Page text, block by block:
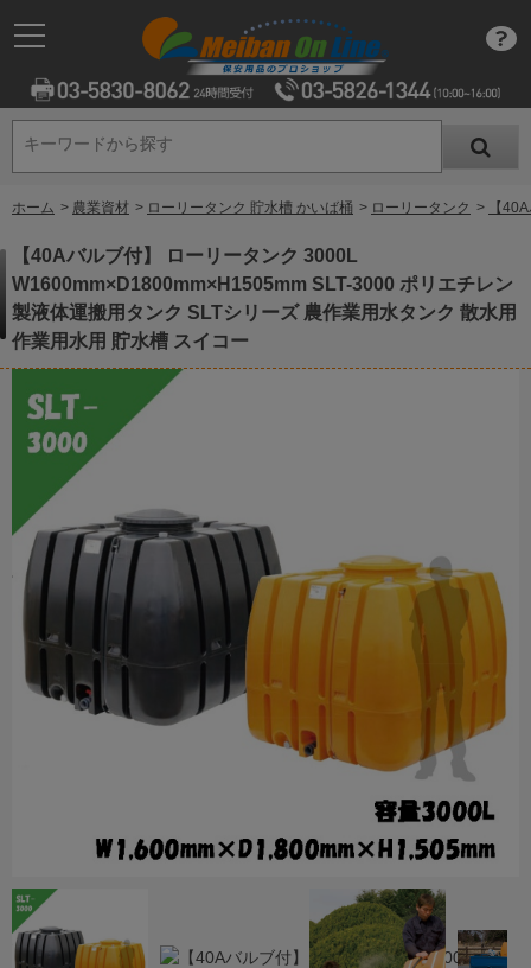
キーワードから探す
キーワードから探す
ホーム > 農業資材 > ローリータンク 貯水槽 かいば桶 > ローリータンク > 【
【40Aバルブ付】 ローリータンク 3000L
W1600mm×D1800mm×H1505mm SLT-3000 ポリエチレン
製液体運搬用タンク SLTシリーズ 農作業用水タンク 散水用
作業用水用 貯水槽 スイコー